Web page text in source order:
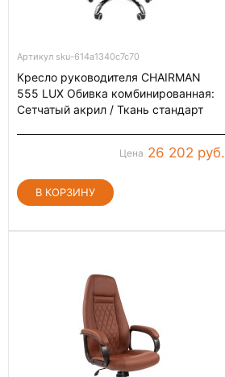
Артикул sku-614a1340c7c70
Кресло руководителя CHAIRMAN
555 LUX Обивка комбинированная:
Сетчатый акрил / Ткань стандарт
Цена 26 202 руб.